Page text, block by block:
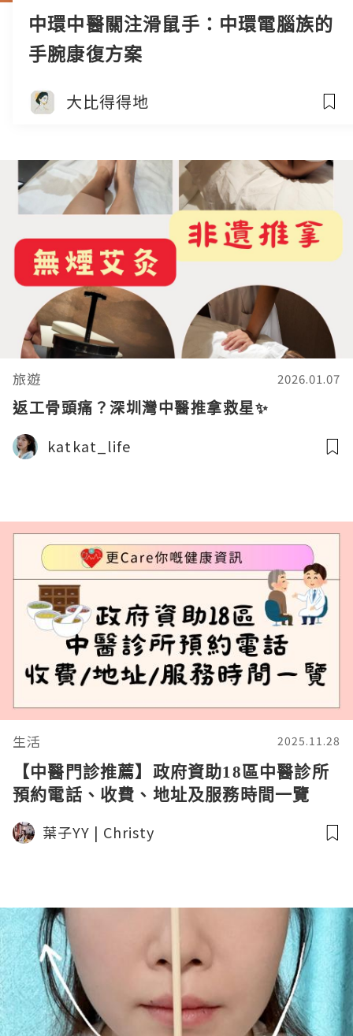
中環中醫關注滑鼠手：中環電腦族的
手腕康復方案
大比得得地
旅遊 2026.01.07
返工骨頭痛？深圳灣中醫推拿救星✨
katkat_life
生活 2025.11.28
【中醫門診推薦】政府資助18區中醫診所
預約電話、收費、地址及服務時間一覽
葉子YY | Christy